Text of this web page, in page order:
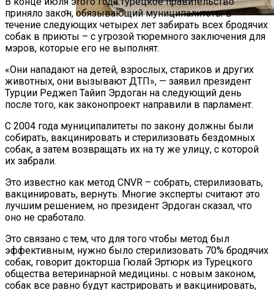
BenQ W1700 — Обзор 4K HDR Проектора По
Цене Хорошего Телевизора
приняло закон, обязывающий муниципалитеты в
течение следующих четырех лет забирать всех бродячих
собак в приюты – с угрозой тюремного заключения для
мэров, которые его не выполнят.
«Они нападают на детей, взрослых, стариков и других
животных, они вызывают ДТП», — заявил президент
Турции Реджеп Тайип Эрдоган на следующий день
после того, как законопроект направили в парламент.
С 2004 года муниципалитеты по закону должны были
собирать, вакцинировать и стерилизовать бездомных
собак, а затем возвращать их на ту же улицу, с которой
их забрали.
Это известно как метод CNVR – собрать, стерилизовать,
вакцинировать, вернуть. Многие эксперты считают это
лучшим решением, но президент Эрдоган сказал, что
оно не сработало.
Это связано с тем, что для того чтобы метод был
эффективным, нужно было стерилизовать 70% бродячих
собак, говорит докторша Гюлай Эртюрк из Турецкого
общества ветеринарной медицины. с новым законом,
собак все равно будут кастрировать и вакцинировать,